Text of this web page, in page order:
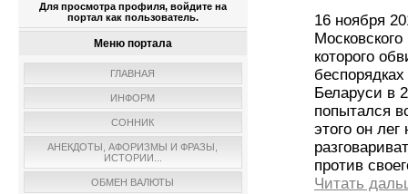
Для просмотра профиля, войдите на
портал как пользователь.
Меню портала
ГЛАВНАЯ
ИНФОРМ
СОННИК
АНЕКДОТЫ, АФОРИЗМЫ И ФРАЗЫ,
ИСТОРИИ...
ОБМЕН ВАЛЮТЫ
16 ноября
которого
Беларуси в
попытался
этого он
против
Читать